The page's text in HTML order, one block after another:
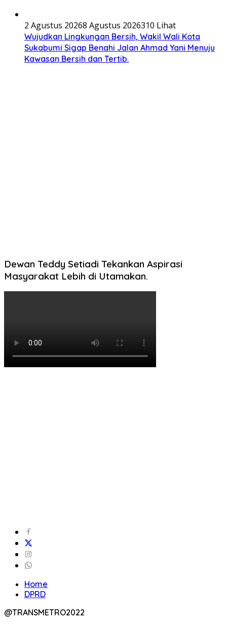
2 Agustus 20268 Agustus 2026310 Lihat
Wujudkan Lingkungan Bersih, Wakil Wali Kota
Sukabumi Sigap Benahi Jalan Ahmad Yani Menuju
Kawasan Bersih dan Tertib.
Dewan Teddy Setiadi Tekankan Aspirasi
Masyarakat Lebih di Utamakan.
Home
DPRD
@TRANSMETRO2022